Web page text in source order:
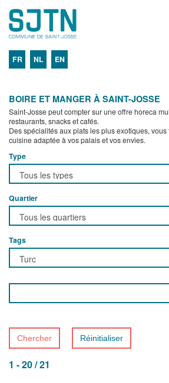
FR NL EN
BOIRE ET MANGER À SAINT-JOSSE
Saint-Josse peut compter sur une offre horeca
restaurants, snacks et cafés.
Des spécialités aux plats les plus exotiques,
cuisine adaptée à vos palais et vos envies.
Type
Quartier
Tags
Chercher Réinitialiser
1 - 20 / 21